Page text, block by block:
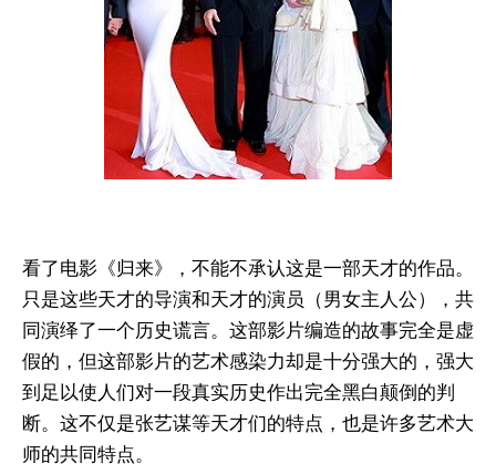
看了电影《归来》，不能不承认这是一部天才的作品。
只是这些天才的导演和天才的演员（男女主人公），共
同演绎了一个历史谎言。这部影片编造的故事完全是虚
假的，但这部影片的艺术感染力却是十分强大的，强大
到足以使人们对一段真实历史作出完全黑白颠倒的判
断。这不仅是张艺谋等天才们的特点，也是许多艺术大
师的共同特点。